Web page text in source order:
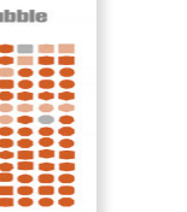
linguistic
Generative
topics in the
a particular
languages.